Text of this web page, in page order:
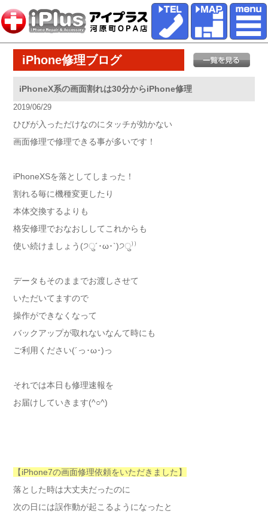
iPhone修理ブログ
iPhoneX系の画面割れは30分からiPhone修理
2019/06/29
ひびが入っただけなのにタッチが効かない
画面修理で修理できる事が多いです！
iPhoneXSを落としてしまった！
割れる毎に機種変更したり
本体交換するよりも
格安修理でおなおししてこれからも
使い続けましょう(੭ु´･ω･`)੭ु⁾⁾
データもそのままでお渡しさせて
いただいてますので
操作ができなくなって
バックアップが取れないなんて時にも
ご利用ください(´っ･ω･)っ
それでは本日も修理速報を
お届けしていきます(^○^)
【iPhone7の画面修理依頼をいただきました】
落とした時は大丈夫だったのに
次の日には誤作動が起こるようになったと